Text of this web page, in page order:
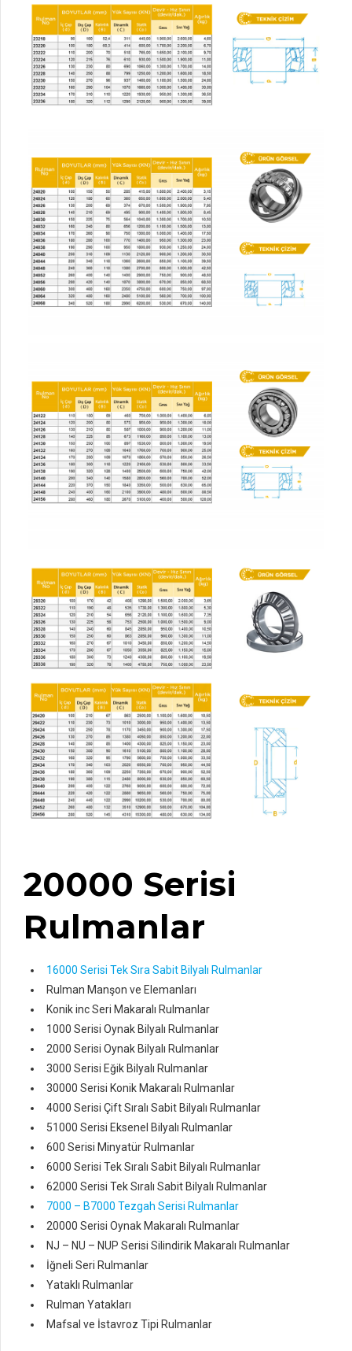
20000 Serisi
Rulmanlar
16000 Serisi Tek Sıra Sabit Bilyalı Rulmanlar
Rulman Manşon ve Elemanları
Konik inc Seri Makaralı Rulmanlar
1000 Serisi Oynak Bilyalı Rulmanlar
2000 Serisi Oynak Bilyalı Rulmanlar
3000 Serisi Eğik Bilyalı Rulmanlar
30000 Serisi Konik Makaralı Rulmanlar
4000 Serisi Çift Sıralı Sabit Bilyalı Rulmanlar
51000 Serisi Eksenel Bilyalı Rulmanlar
600 Serisi Minyatür Rulmanlar
6000 Serisi Tek Sıralı Sabit Bilyalı Rulmanlar
62000 Serisi Tek Sıralı Sabit Bilyalı Rulmanlar
7000 – B7000 Tezgah Serisi Rulmanlar
20000 Serisi Oynak Makaralı Rulmanlar
NJ – NU – NUP Serisi Silindirik Makaralı Rulmanlar
İğneli Seri Rulmanlar
Yataklı Rulmanlar
Rulman Yatakları
Mafsal ve İstavroz Tipi Rulmanlar